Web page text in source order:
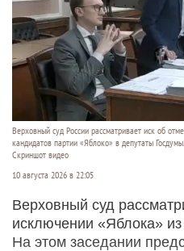
Верховный суд России рассматривает иск об
кандидатов партии «Яблоко» в депутаты Госдумы.
Скриншот видео
10 августа 2026 в 22:05
Верховный суд
исключении «Яблока»
На этом заседании